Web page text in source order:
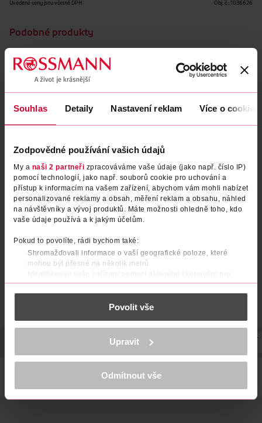
Souhlas Detaily Nastavení reklam Více o cookies
Zodpovědné používání vašich údajů
My a naši 2 partneři zpracováváme vaše údaje (jako např. číslo IP)
pomocí technologií, jako např. souborů cookie pro uchování a
přístup k informacím na vašem zařízení, abychom vám mohli nabízet
personalizované reklamy a obsah, měření reklam a obsahu, náhled
na návštěvníky a vývoj produktů. Máte možnosti ohledně toho, kdo
vaše údaje používá a k jakým účelům.
Pokud to povolíte, rádi bychom také:
Shromažďovali informace o vaší geografické poloze, které
mohou být přesné na několik metrů
Identifikovali vaše zařízení pomocí aktivního skenování pro
konkrétní charakteristiky (otisk prstu)
Zjistěte více o tom, jak zpracováváme vaše osobní údaje, a nastavte
části s podrobnostmi . Svůj souhlas můžete kdykoliv
K provozu stránek, personalizaci obsahu a reklam, funkcí sociálních
médií, analýze návštěvnosti, které mohou nést osobní údaje.
Více najdete vprohlášení o ochraně osobních údajů.
Děkujeme za pochopení. >více o cookies<
Povolit vše
Upravit
Odmítnout vše
Uvedené ceny jsou včetně DPH
Obj. č.: 1036626
Podobné produkty
Šumivé tablety s hořčíkem
pomeranč, doplněk stravy
altapharma 20 ks
DO KOŠÍKU
Obj. č.: 808149
Šumivé tablety Vápník, hořčík
a vitamin C, doplněk stravy
Vitar
DO KOŠÍKU
SLOŽENÍ SKLADOVÁNÍ
Šumivé tablety vhodné pro diabetiky s obsahem hořčíku, s